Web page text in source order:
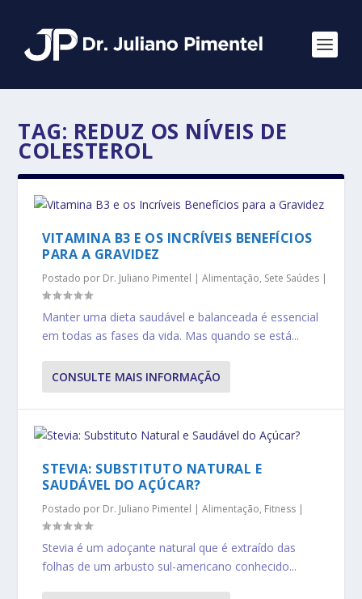
TAG: REDUZ OS NÍVEIS DE
COLESTEROL
VITAMINA B3 E OS INCRÍVEIS BENEFÍCIOS
PARA A GRAVIDEZ
Postado por Dr. Juliano Pimentel |Alimentação, Sete Saúdes |
Manter uma dieta saudável e balanceada é essencial
em todas as fases da vida. Mas quando se está...
CONSULTE MAIS INFORMAÇÃO
STEVIA: SUBSTITUTO NATURAL E
SAUDÁVEL DO AÇÚCAR?
Postado por Dr. Juliano Pimentel |Alimentação, Fitness |
Stevia é um adoçante natural que é extraído das
folhas de um arbusto sul-americano conhecido...